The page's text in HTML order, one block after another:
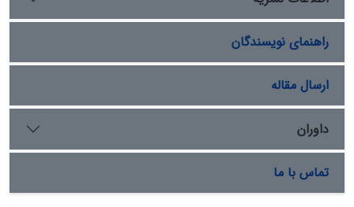
عملکرد را داشت. همچنین مدل SVR با 62/0R2= برای
پیش‌بینی SOC و مدل CB با 66/0R2= برای پیش‌بینی Clay
بیشترین دقت را نشان دادند. مناسب‌ترین اندازه سلول برای
CCE، pH، Sand و Silt 30 *30 متر، برای SOC 60 *60 متر و
که در مناطقه مطالعاتی استفاده از مقیاس‌های میانی (اندازه
سلول 30 *30 متر تا 90 *90 متر) منجر به پیش‌بینی ویژگی‌های
خاک با دقت بالاتر شد.
راهنمای نویسندگان
ارسال مقاله
داوران
تماس با ما